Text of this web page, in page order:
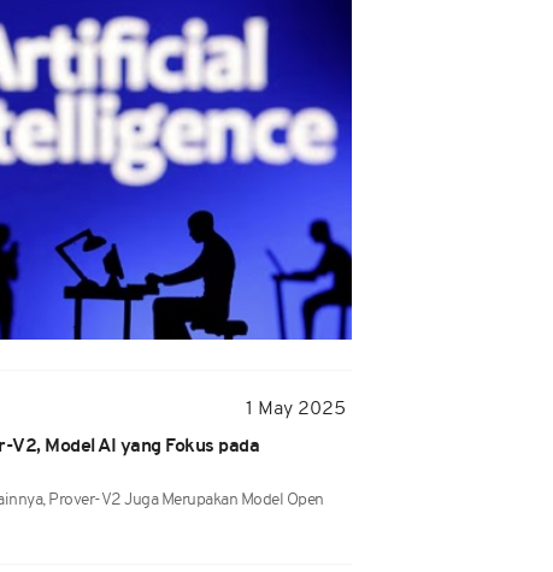
1 May 2025
V2, Model AI yang Fokus pada
Prover-V2 Juga Merupakan Model Open